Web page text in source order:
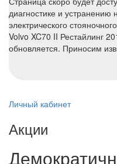
диагностике и устранению
электрического
Volvo XC70 II Рестайлинг
обновляется. Приносим
Личный кабинет
Акции